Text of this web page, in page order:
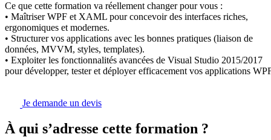
Ce que cette formation va réellement changer pour vous :
• Maîtriser WPF et XAML pour concevoir des interfaces riches,
ergonomiques et modernes.
• Structurer vos applications avec les bonnes pratiques (liaison de
données, MVVM, styles, templates).
• Exploiter les fonctionnalités avancées de Visual Studio 2015/2017
pour développer, tester et déployer efficacement vos applications
Je demande un devis
À qui s’adresse cette formation ?